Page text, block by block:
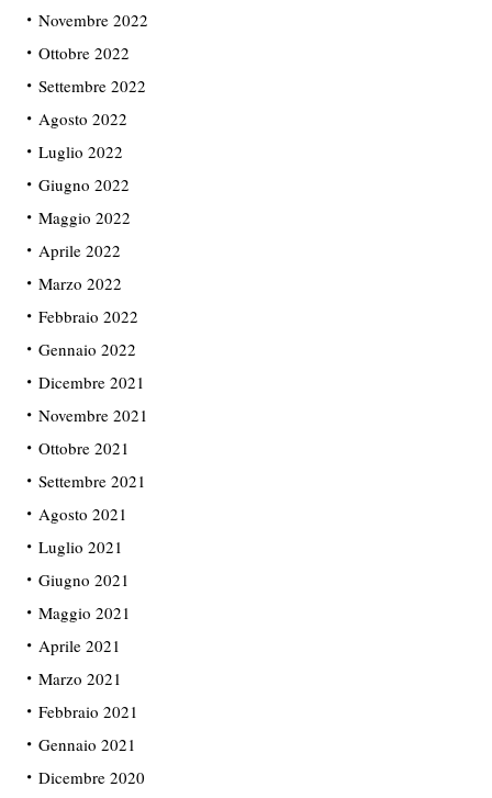
Novembre 2022
Ottobre 2022
Settembre 2022
Agosto 2022
Luglio 2022
Giugno 2022
Maggio 2022
Aprile 2022
Marzo 2022
Febbraio 2022
Gennaio 2022
Dicembre 2021
Novembre 2021
Ottobre 2021
Settembre 2021
Agosto 2021
Luglio 2021
Giugno 2021
Maggio 2021
Aprile 2021
Marzo 2021
Febbraio 2021
Gennaio 2021
Dicembre 2020